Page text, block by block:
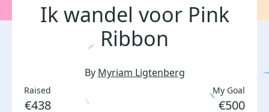
Ik wandel voor Pink
Ribbon
By Myriam Ligtenberg
Raised
€438
My Goal
€500